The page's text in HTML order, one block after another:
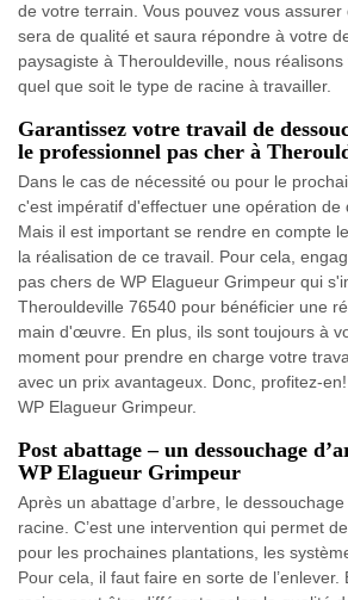
de votre terrain. Vous pouvez vous
sera de qualité et saura répondre à votre
paysagiste à Therouldeville, nous
quel que soit le type de racine à travailler.
Garantissez votre travail de
le professionnel pas cher à
Dans le cas de nécessité ou pour le
c'est impératif d'effectuer une opération de
Mais il est important se rendre en compte
la réalisation de ce travail. Pour cela,
pas chers de WP Elagueur Grimpeur qui
Therouldeville 76540 pour bénéficier une
main d'œuvre. En plus, ils sont toujours à
moment pour prendre en charge votre
avec un prix avantageux. Donc, profitez-
WP Elagueur Grimpeur.
Post abattage – un dessouchage
WP Elagueur Grimpeur
Après un abattage d’arbre, le
racine. C’est une intervention qui permet
pour les prochaines plantations, les
Pour cela, il faut faire en sorte de